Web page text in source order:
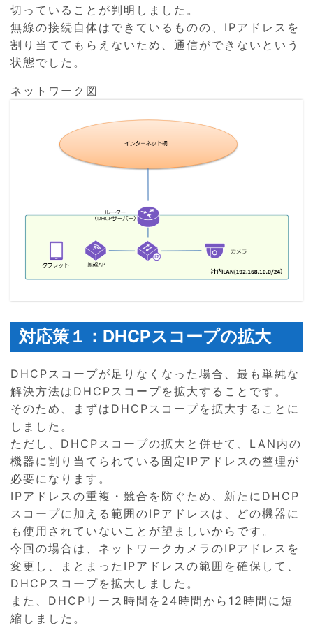
切っていることが判明しました。
無線の接続自体はできているものの、IPアドレスを
割り当ててもらえないため、通信ができないという
状態でした。
ネットワーク図
対応策１：DHCPスコープの拡大
DHCPスコープが足りなくなった場合、最も単純な
解決方法はDHCPスコープを拡大することです。
そのため、まずはDHCPスコープを拡大することに
しました。
ただし、DHCPスコープの拡大と併せて、LAN内の
機器に割り当てられている固定IPアドレスの整理が
必要になります。
IPアドレスの重複・競合を防ぐため、新たにDHCP
スコープに加える範囲のIPアドレスは、どの機器に
も使用されていないことが望ましいからです。
今回の場合は、ネットワークカメラのIPアドレスを
変更し、まとまったIPアドレスの範囲を確保して、
DHCPスコープを拡大しました。
また、DHCPリース時間を24時間から12時間に短
縮しました。